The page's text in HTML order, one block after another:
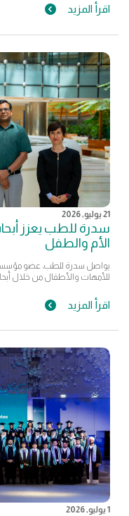
اقرأ المزيد
21 يوليو, 2026
سدرة للطب يعزز
الأم والطفل
يواصل سدرة للطب، عضو مؤسسة
للأمهات والأطفال من خلال
اقرأ المزيد
1 يوليو, 2026